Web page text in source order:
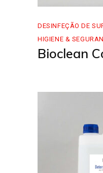
DESINFEÇÃO DE
HIGIENE &
Bioclean